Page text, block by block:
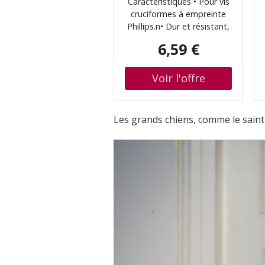
tenace carte avec 2 e
; Wera (05056525001)
cruciformes à empreinte
Phillips.n• Dur et résistant,
universelle.n• Forme
prématurée.n• Entrée
hexagonale 1/4 (série de
raccordement Wera 1).n•
Compatible avec Bosch,
Fein, Holz-Her, Lecreux,
Metabo.n• Embouts de
haute qualité pour vis
durée de vie de l'embout
6,59 €
Les grands chiens, comme le